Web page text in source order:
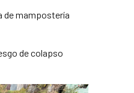
de mampostería
de colapso